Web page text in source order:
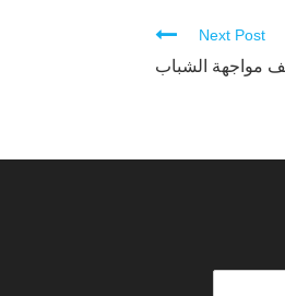
Next Post
مواجهة الشباب